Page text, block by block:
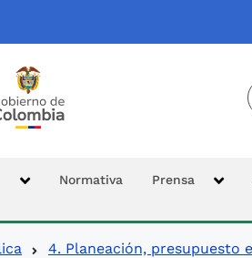
Normativa Prensa
4. Planeación, presupuesto